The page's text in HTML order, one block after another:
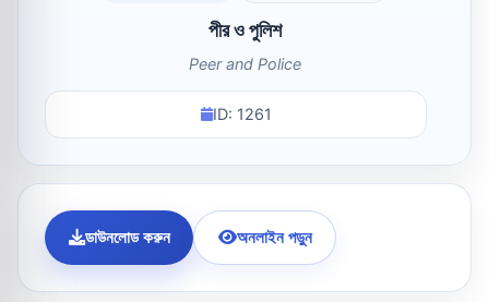
পীর ও পুলিশ
Peer and Police
ID: 1261
ডাউনলোড করুন অনলাইন পড়ুন